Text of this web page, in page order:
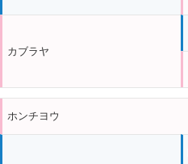
カブラヤ
ホンチヨウ